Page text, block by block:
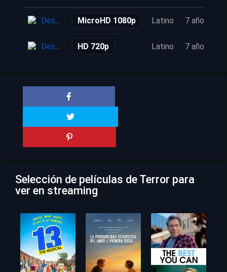
Descarga MicroHD 1080p Latino 7 años
Descarga HD 720p Latino 7 años
Selección de películas de Terror para
ver en streaming